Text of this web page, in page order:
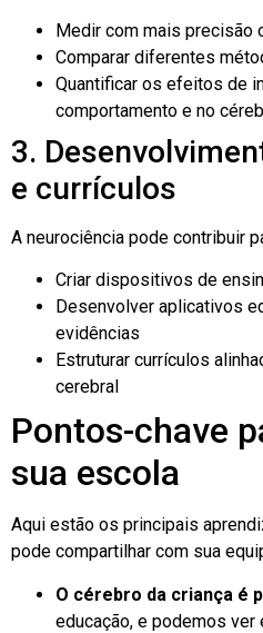
Medir com mais precisão
Comparar diferentes
Quantificar os efeitos de
comportamento e no
3.
e currículos
A neurociência pode contribuir
Criar dispositivos de
Desenvolver aplicativos
evidências
Estruturar currículos
cerebral
Pontos-chave
sua escola
Aqui estão os principais
pode compartilhar com sua
O cérebro da criança é
educação, e podemos